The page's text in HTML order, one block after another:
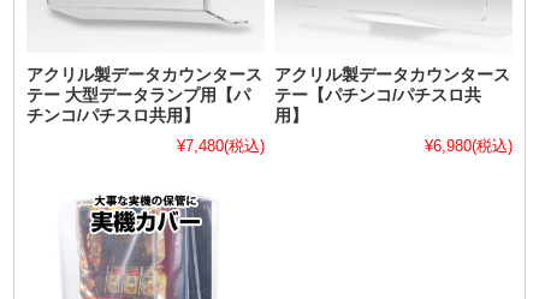
アクリル製データカウンタース
テー 大型データランプ用【パ
チンコ/パチスロ共用】
¥7,480(税込)
アクリル製データカウンタース
テー【パチンコ/パチスロ共
用】
¥6,980(税込)